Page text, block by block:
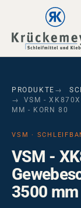
Skip to main
Skip to main
Skip to page footer
PRODUKTE
VSM -
MM - KORN 80
VSM ·
VSM -
3500